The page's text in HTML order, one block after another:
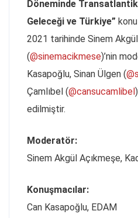
Döneminde
Geleceği ve Türkiye”
2021 tarihinde Sinem
(@sinemacikmese)’nin
Kasapoğlu, Sinan Ülgen (
Çamlıbel (@cansucamlibel
edilmiştir.
Moderatör:
Sinem Akgül Açıkmeşe,
Konuşmacılar:
Can Kasapoğlu, EDAM